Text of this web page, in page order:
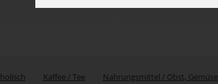
Kaffee / Tee
Nahrungsmittel / Obst, Gemüse